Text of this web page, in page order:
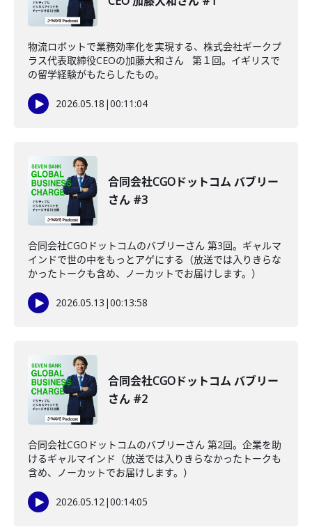
物流ロボットで業務効率化を実現する、株式会社ギークプ
ラス代表取締役CEOの加藤大和さん 第１回。イギリスで
の留学経験がもたらしたもの。
2026.05.18 |00:11:04
合同会社CGOドットコム バブリー
さん #3
合同会社CGOドットコムのバブリーさん 第3回。ギャルマ
インドで世の中をもっとアゲにする（放送では入りきらな
かったトークも含め、ノーカットでお届けします。）
2026.05.13 |00:13:58
合同会社CGOドットコム バブリー
さん #2
合同会社CGOドットコムのバブリーさん 第2回。企業を助
けるギャルマインド（放送では入りきらなかったトークも
含め、ノーカットでお届けします。）
2026.05.12|00:14:05